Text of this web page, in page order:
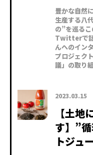
豊かな自然
生産する八
の”を巡る
Twitterで話
んへのイン
プロジェク
議」の取り
2023.03.15
【土
す】”
トジュ